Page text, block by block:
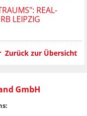
REAL-
LEIPZIG
Zurück zur Übersicht
GmbH